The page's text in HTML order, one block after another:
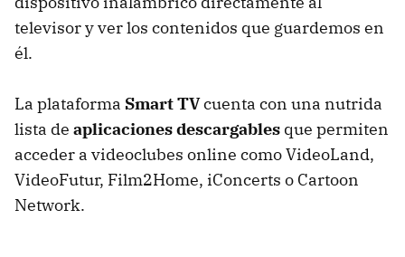
televisor y ver los contenidos que guardemos en
él.
La plataforma Smart TVcuenta con una nutrida
lista de aplicaciones descargables que permiten
acceder a videoclubes online como VideoLand,
VideoFutur, Film2Home, iConcerts o Cartoon
Network.